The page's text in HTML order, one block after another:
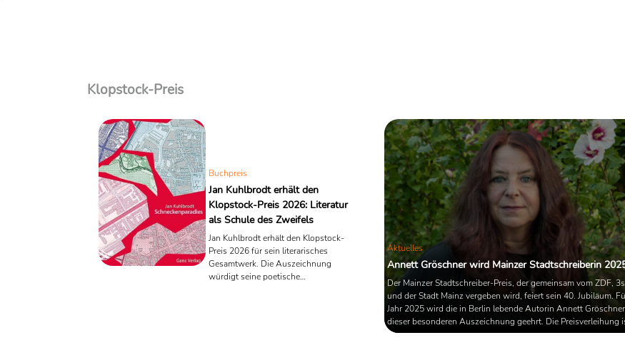
Klopstock-Preis
Buchpreis
Jan Kuhlbrodt erhält den
Klopstock-Preis 2026: Literatur
als Schule des Zweifels
Jan Kuhlbrodt erhält den Klopstock-
Preis 2026 für sein literarisches
Gesamtwerk. Die Auszeichnung
würdigt seine poetische
Aktuelles
Annett Gröschner wird Mainzer Stadtschreiberin
Der Mainzer Stadtschreiber-Preis, der gemeinsam vom ZDF,
und der Stadt Mainz vergeben wird, feiert sein 40. Jubiläum.
Jahr 2025 wird die in Berlin lebende Autorin Annett
dieser besonderen Auszeichnung geehrt. Die Preisverleihung
April 2025 angesetzt.